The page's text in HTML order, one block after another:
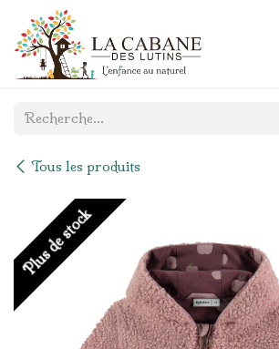
Se rendre au contenu
Tous les produits
Plus de stock